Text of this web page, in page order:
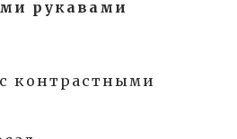
рукавами
контрастными